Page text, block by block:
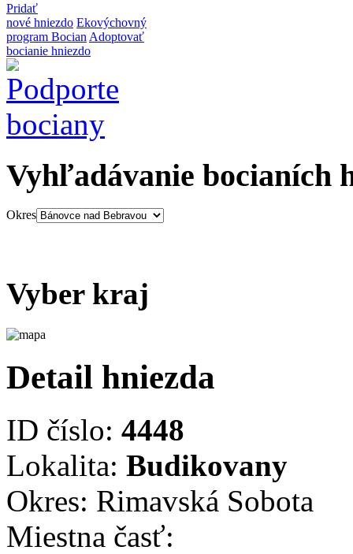
Pridať
nové hniezdo Ekovýchovný
program Bocian Adoptovať
bocianie hniezdo
Vyhľadávanie bocianích
Okres
Vyber kraj
Detail hniezda
ID číslo: 4448
Lokalita: Budikovany
Okres: Rimavská Sobota
Miestna časť: